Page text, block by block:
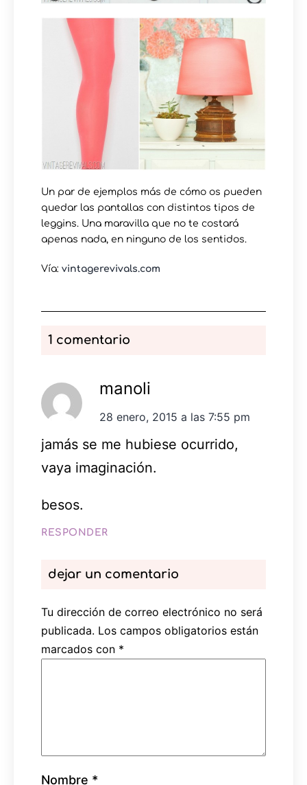
Un par de ejemplos más de cómo os pueden
quedar las pantallas con distintos tipos de
leggins. Una maravilla que no te costará
apenas nada, en ninguno de los sentidos.
Vía: vintagerevivals.com
1 comentario
manoli
28 enero, 2015 a las 7:55 pm
jamás se me hubiese ocurrido,
vaya imaginación.
besos.
RESPONDER
dejar un comentario
Tu dirección de correo electrónico no será
publicada. Los campos obligatorios están
marcados con *
Nombre *